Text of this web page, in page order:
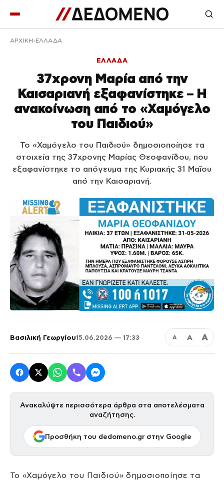
ΑΡΧΙΚΉ ΕΛΛΑΔΑ
ΕΛΛΑΔΑ
37χρονη Μαρία από την
Καισαριανή εξαφανίστηκε – Η
ανακοίνωση από το «Χαμόγελο
του Παιδιού»
Το «Χαμόγελο του Παιδιού» δημοσιοποίησε τα
στοιχεία της 37χρονης Μαρίας Θεοφανίδου, που
εξαφανίστηκε το απόγευμα της Κυριακής 31 Μαΐου
από την Καισαριανή.
Βασιλική Γεωργίου15.06.2026 — 17:33 Α Α Α
Ανακαλύψτε περισσότερα άρθρα στα αποτελέσματα
αναζήτησης.
Προσθήκη του dedomeno.gr στην Google
Το «Χαμόγελο του Παιδιού» δημοσιοποίησε τα